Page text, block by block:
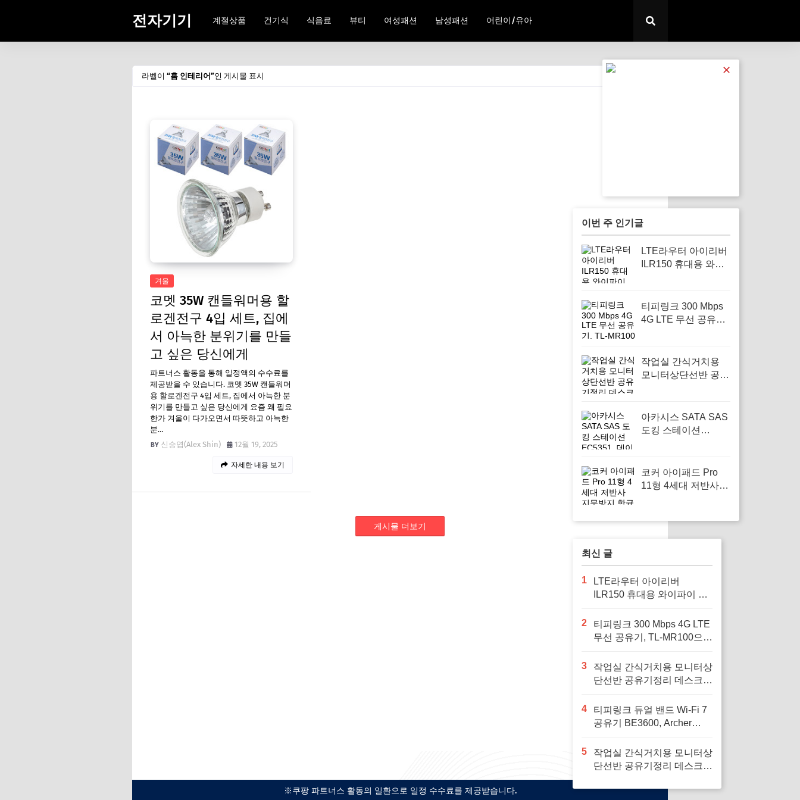
전자기기 계절상품 건기식 식음료 뷰티 여성패션 남성패션 어린이/유아
라벨이 홈 인테리어 인 게시물 표시
겨울
코멧 35W 캔들워머용 할
로겐전구 4입 세트, 집에
서 아늑한 분위기를 만들
고 싶은 당신에게
파트너스 활동을 통해 일정액의 수수료를
제공받을 수 있습니다. 코멧 35W 캔들워머
용 할로겐전구 4입 세트, 집에서 아늑한 분
위기를 만들고 싶은 당신에게 요즘 왜 필요
한가 겨울이 다가오면서 따뜻하고 아늑한
분…
신승엽(Alex Shin)
12월 19, 2025
자세한 내용 보기
게시물 더보기
※쿠팡 파트너스 활동의 일환으로 일정 수수료를 제공받습니다.
✕
이번 주 인기글
LTE라우터 아이리버
ILR150 휴대용 와이
정적인 인터넷 연결
을 위해
티피링크 300 Mbps
4G LTE 무선 공유기,
구축하세요
작업실 간식거치용
모니터상단선반 공유
작업 공간을 깔끔하
게 정리하고 싶은 사
아카시스 SATA SAS
도킹 스테이션
하는 필수 아이템
코커 아이패드 Pro
11형 4세대 저반사
액정보호필름, 스크
린 보호가 필수인 아
적합
최신 글
1
LTE라우터 아이리버
ILR150 휴대용 와이파이 공
중 안정적인 인터넷 연결을
위해
2
티피링크 300 Mbps 4G LTE
무선 공유기, TL-MR100으로
축하세요
3
작업실 간식거치용 모니터상
단선반 공유기정리 데스크꾸
업 공간을 깔끔하게 정리하
고 싶은 사람에게 필요하다
4
티피링크 듀얼 밴드 Wi-Fi 7
공유기 BE3600, Archer
넷 속도를 혁신하세요
5
작업실 간식거치용 모니터상
단선반 공유기정리 데스크꾸
택 근무 공간을 효율적으로